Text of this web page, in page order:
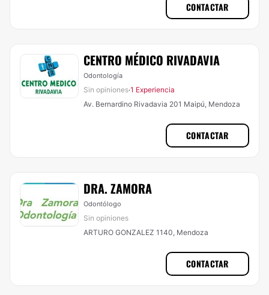
CONTACTAR
CENTRO MÉDICO RIVADAVIA
Odontología
Sin opiniones·1 Experiencia
Av. Bernardino Rivadavia 201 Maipú, Mendoza
CONTACTAR
DRA. ZAMORA
Odontólogo
Sin opiniones
ARTURO GONZALEZ 1140, Mendoza
CONTACTAR